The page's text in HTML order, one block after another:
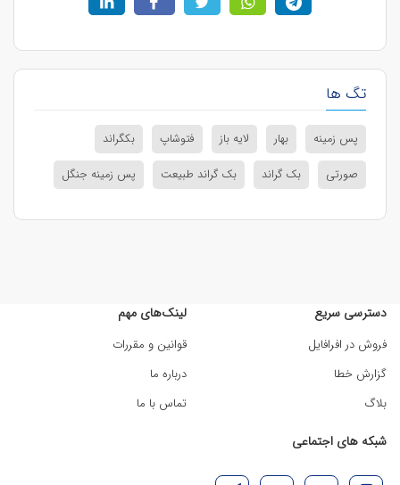
تگ ها
پس زمینه بهار لایه باز فتوشاپ
بکگراند
صورتی
بک گراند بک گراند طبیعت پس زمینه جنگل
دسترسی سریع
فروش در افرافایل
گزارش خطا
بلاگ
لینک‌های مهم
قوانین و مقررات
درباره ما
تماس با ما
شبکه های اجتماعی